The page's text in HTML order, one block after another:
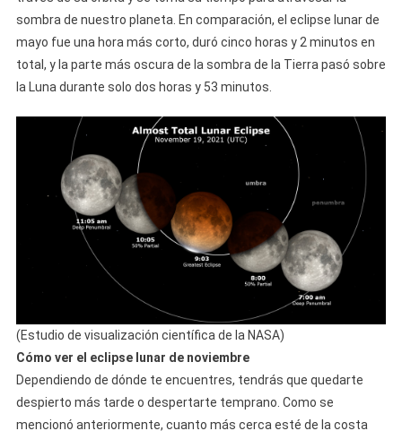
sombra de nuestro planeta. En comparación, el eclipse lunar de
mayo fue una hora más corto, duró cinco horas y 2 minutos en
total, y la parte más oscura de la sombra de la Tierra pasó sobre
la Luna durante solo dos horas y 53 minutos.
(Estudio de visualización científica de la NASA)
Cómo ver el eclipse lunar de noviembre
Dependiendo de dónde te encuentres, tendrás que quedarte
despierto más tarde o despertarte temprano. Como se
mencionó anteriormente, cuanto más cerca esté de la costa